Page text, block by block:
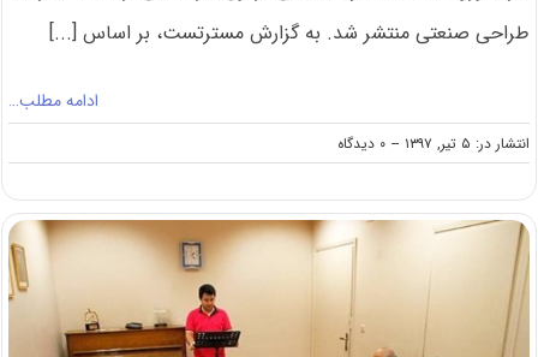
طراحی صنعتی منتشر شد. به گزارش مسترتست، بر اساس [...]
ادامه مطلب…
انتشار در: ۵ تیر, ۱۳۹۷ -- ۰ دیدگاه
on
انتشار
آزمون
علمی
کارشناسی